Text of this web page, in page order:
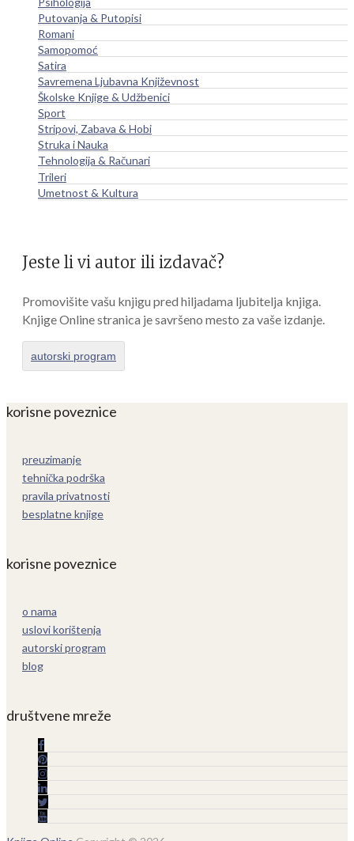
Putovanja & Putopisi
Romani
Samopomoć
Satira
Savremena Ljubavna Književnost
Školske Knjige & Udžbenici
Sport
Stripovi, Zabava & Hobi
Struka i Nauka
Tehnologija & Računari
Trileri
Umetnost & Kultura
Jeste li vi autor ili izdavač?
Promovišite vašu knjigu pred hiljadama ljubitelja knjiga.
Knjige Online stranica je savršeno mesto za vaše izdanje.
autorski program
korisne poveznice
preuzimanje
tehnička podrška
pravila privatnosti
besplatne knjige
korisne poveznice
o nama
uslovi korištenja
autorski program
blog
društvene mreže